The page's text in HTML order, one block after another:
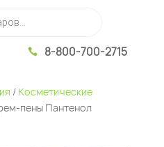
 8-800-700-2715
/ Косметические
пены Пантенол